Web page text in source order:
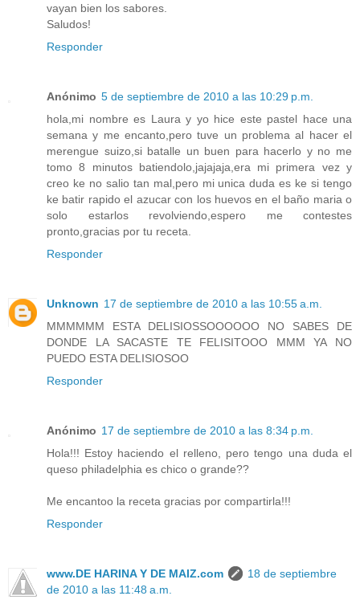
vayan bien los sabores.
Saludos!
Responder
Anónimo 5 de septiembre de 2010 a las 10:29 p.m.
hola,mi nombre es Laura y yo hice este pastel hace una
semana y me encanto,pero tuve un problema al hacer el
merengue suizo,si batalle un buen para hacerlo y no me
tomo 8 minutos batiendolo,jajajaja,era mi primera vez y
creo ke no salio tan mal,pero mi unica duda es ke si tengo
ke batir rapido el azucar con los huevos en el baño maria o
solo estarlos revolviendo,espero me contestes
pronto,gracias por tu receta.
Responder
Unknown 17 de septiembre de 2010 a las 10:55 a.m.
MMMMMM ESTA DELISIOSSOOOOOO NO SABES DE
DONDE LA SACASTE TE FELISITOOO MMM YA NO
PUEDO ESTA DELISIOSOO
Responder
Anónimo 17 de septiembre de 2010 a las 8:34 p.m.
Hola!!! Estoy haciendo el relleno, pero tengo una duda el
queso philadelphia es chico o grande??
Me encantoo la receta gracias por compartirla!!!
Responder
www.DE HARINA Y DE MAIZ.com
18 de septiembre
de 2010 a las 11:48 a.m.